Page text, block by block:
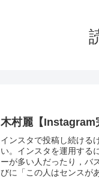
木村麗【Instagram
インスタで投稿し続ける
い。インスタを運用する
ーが多い人だったり，バ
びに「この人はセンスが